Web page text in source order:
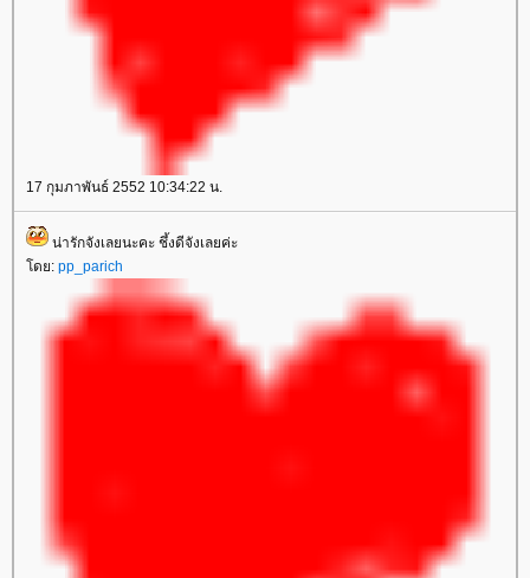
17 กุมภาพันธ์ 2552 10:34:22 น.
น่ารักจังเลยนะคะ ชึ้งดีจังเลยค่ะ
ดย: pp_parich